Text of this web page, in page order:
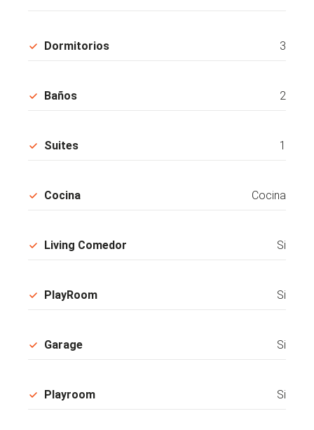
Dormitorios 3
Baños 2
Suites 1
Cocina Cocina
Living Comedor Si
PlayRoom Si
Garage Si
Playroom Si